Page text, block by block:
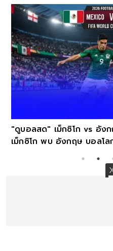
"ดูบอลสด" เม็กซิโก vs อัง
เม็กซิโก พบ อังกฤษ บอลโล